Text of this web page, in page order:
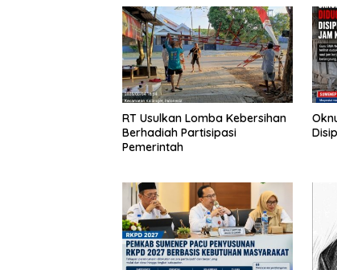
RT Usulkan Lomba Kebersihan
Berhadiah Partisipasi
Pemerintah